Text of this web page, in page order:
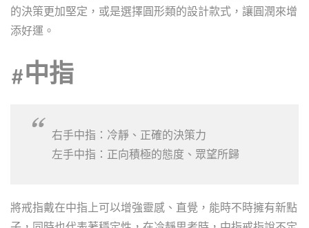
的決策更加堅定，或是選擇圓形類的設計款式，讓圓潤來增
添好運。
#中指
右手中指：冷靜、正確的決策力
左手中指：正向積極的態度、眾望所歸
將戒指戴在中指上可以增強靈感、直覺，能時不時擁有新點